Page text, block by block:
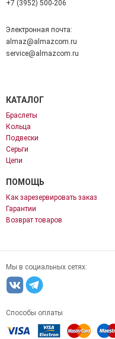
+7 (3952) 500-206
Электронная почта:
almaz@almazcom.ru
service@almazcom.ru
КАТАЛОГ
Браслеты
Кольца
Подвески
Серьги
Цепи
ПОМОЩЬ
Как зарезервировать заказ
Гарантии
Возврат товаров
Мы в социальных сетях:
Способы оплаты